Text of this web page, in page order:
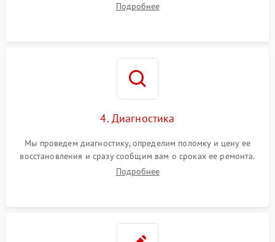
Подробнее
4. Диагностика
Мы проведем диагностику, определим поломку и цену ее
восстановления и сразу сообщим вам о сроках ее ремонта.
Подробнее